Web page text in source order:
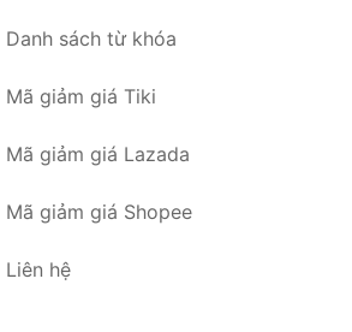
Danh sách từ khóa
Mã giảm giá Tiki
Mã giảm giá Lazada
Mã giảm giá Shopee
Liên hệ